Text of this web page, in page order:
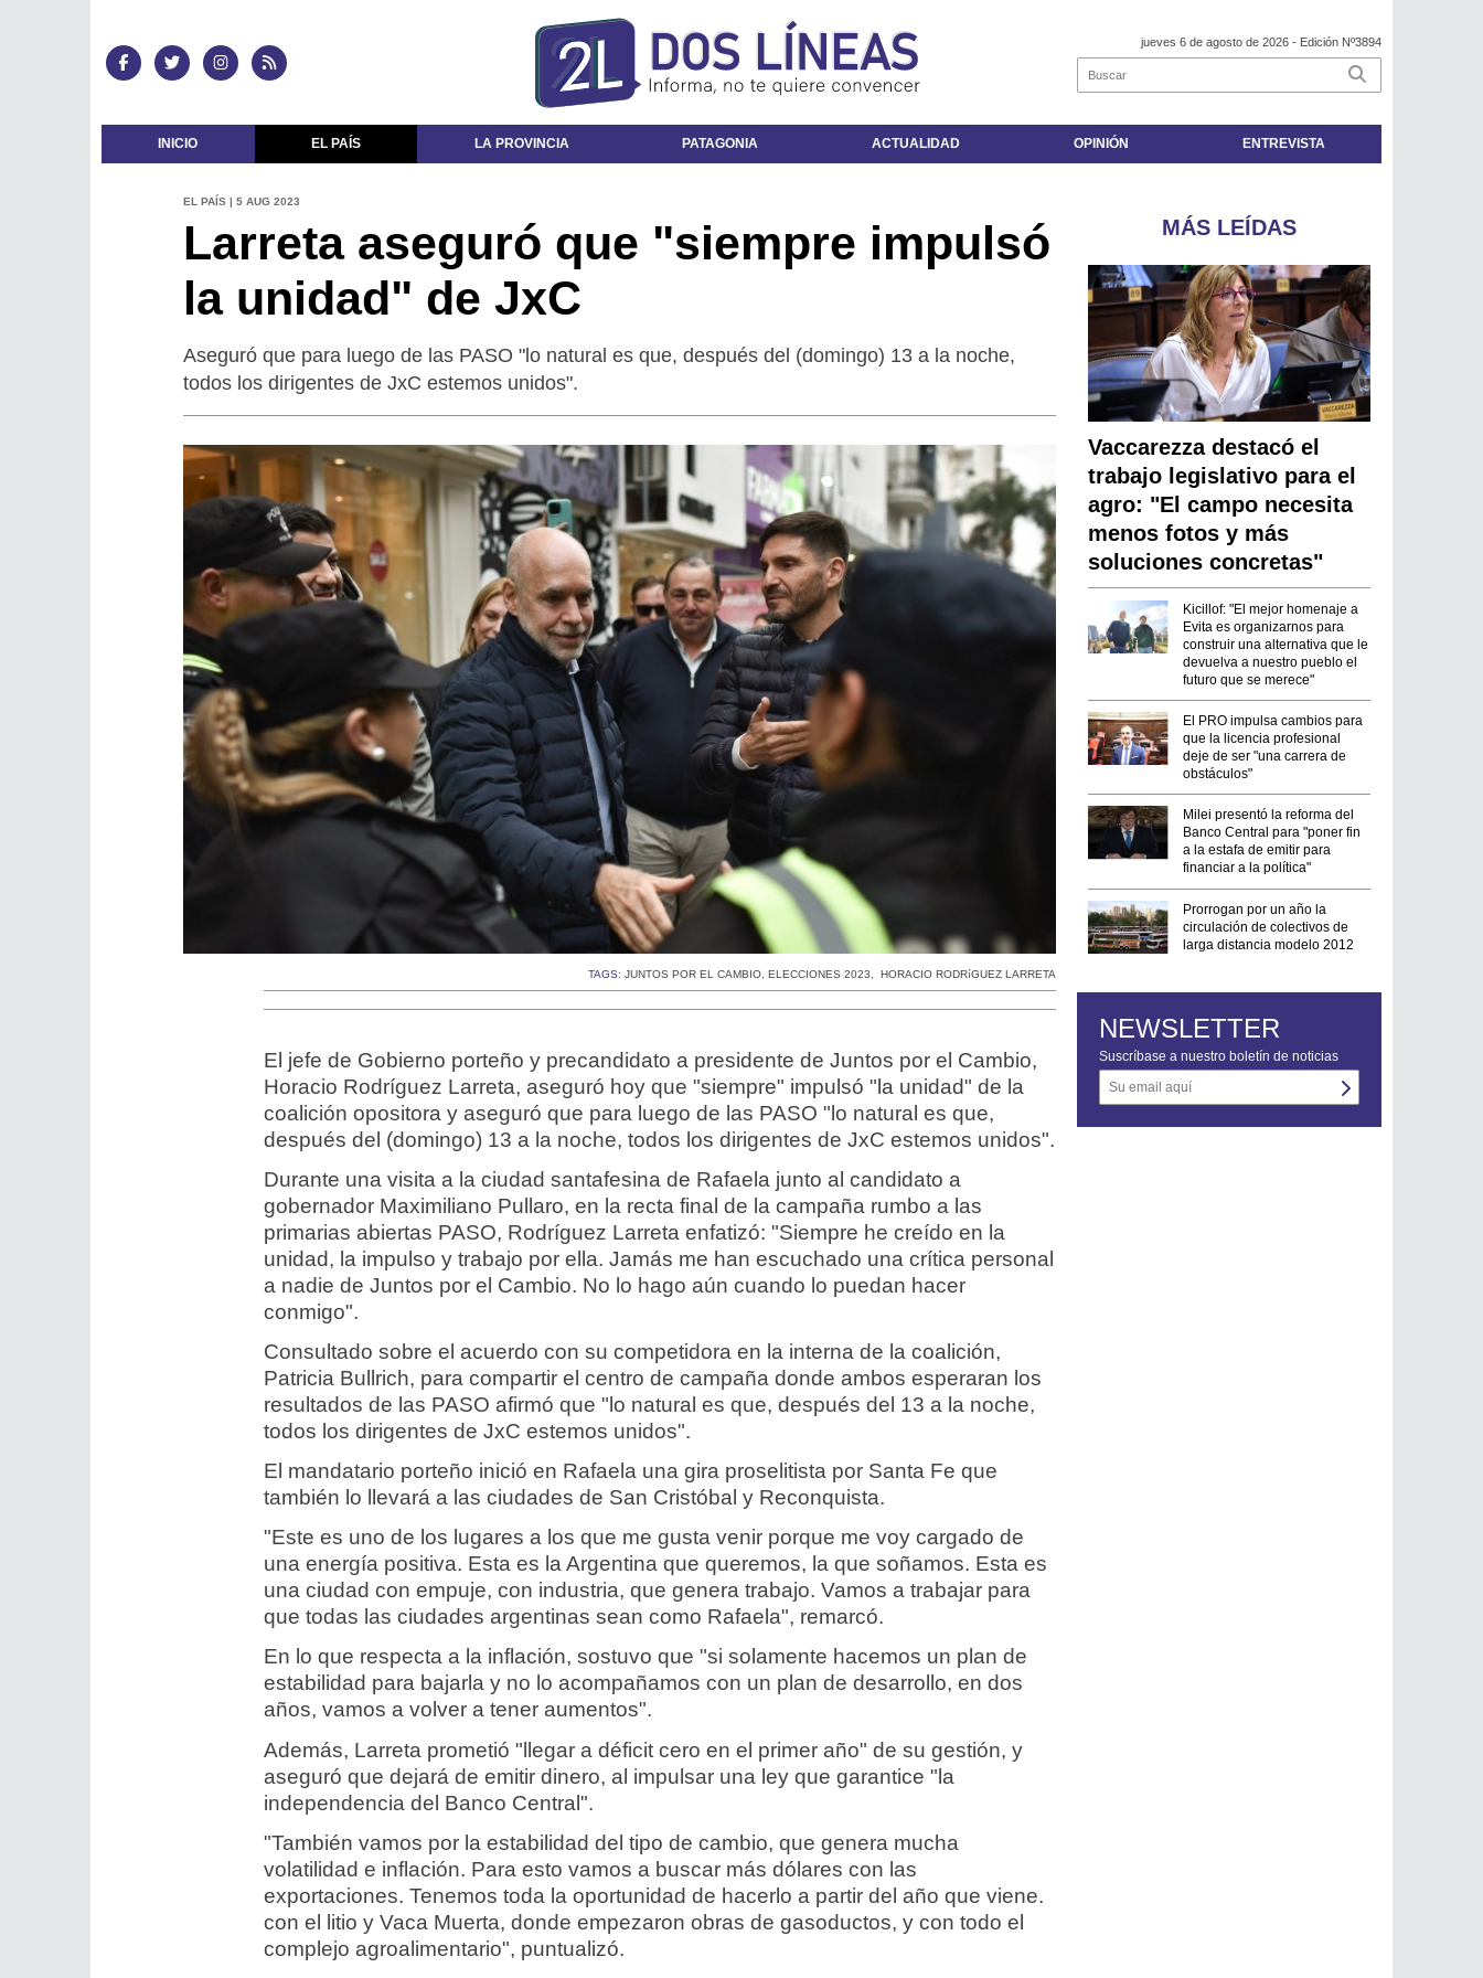
jueves 6 de agosto de 2026 - Edición Nº3894
INICIO EL PAÍS LA PROVINCIA PATAGONIA ACTUALIDAD OPINIÓN ENTREVISTA
EL PAÍS | 5 AUG 2023
Larreta aseguró que "siempre impulsó
la unidad" de JxC
Aseguró que para luego de las PASO "lo natural es que, después del (domingo) 13 a la noche,
todos los dirigentes de JxC estemos unidos".
TAGS:JUNTOS POR EL CAMBIO ,ELECCIONES 2023 HORACIO RODRíGUEZ LARRETA
El jefe de Gobierno porteño y precandidato a presidente de Juntos por el Cambio,
Horacio Rodríguez Larreta, aseguró hoy que "siempre" impulsó "la unidad" de la
coalición opositora y aseguró que para luego de las PASO "lo natural es que,
después del (domingo) 13 a la noche, todos los dirigentes de JxC estemos unidos".
Durante una visita a la ciudad santafesina de Rafaela junto al candidato a
gobernador Maximiliano Pullaro, en la recta final de la campaña rumbo a las
primarias abiertas PASO, Rodríguez Larreta enfatizó: "Siempre he creído en la
unidad, la impulso y trabajo por ella. Jamás me han escuchado una crítica personal
a nadie de Juntos por el Cambio. No lo hago aún cuando lo puedan hacer
conmigo".
Consultado sobre el acuerdo con su competidora en la interna de la coalición,
Patricia Bullrich, para compartir el centro de campaña donde ambos esperaran los
resultados de las PASO afirmó que "lo natural es que, después del 13 a la noche,
todos los dirigentes de JxC estemos unidos".
El mandatario porteño inició en Rafaela una gira proselitista por Santa Fe que
también lo llevará a las ciudades de San Cristóbal y Reconquista.
"Este es uno de los lugares a los que me gusta venir porque me voy cargado de
una energía positiva. Esta es la Argentina que queremos, la que soñamos. Esta es
una ciudad con empuje, con industria, que genera trabajo. Vamos a trabajar para
que todas las ciudades argentinas sean como Rafaela", remarcó.
En lo que respecta a la inflación, sostuvo que "si solamente hacemos un plan de
estabilidad para bajarla y no lo acompañamos con un plan de desarrollo, en dos
años, vamos a volver a tener aumentos".
Además, Larreta prometió "llegar a déficit cero en el primer año" de su gestión, y
aseguró que dejará de emitir dinero, al impulsar una ley que garantice "la
independencia del Banco Central".
"También vamos por la estabilidad del tipo de cambio, que genera mucha
volatilidad e inflación. Para esto vamos a buscar más dólares con las
exportaciones. Tenemos toda la oportunidad de hacerlo a partir del año que viene.
con el litio y Vaca Muerta, donde empezaron obras de gasoductos, y con todo el
complejo agroalimentario", puntualizó.
MÁS LEÍDAS
Vaccarezza destacó el
trabajo legislativo para el
agro: "El campo necesita
menos fotos y más
soluciones concretas"
Kicillof: "El mejor homenaje a
Evita es organizarnos para
construir una alternativa que le
devuelva a nuestro pueblo el
futuro que se merece"
El PRO impulsa cambios para
que la licencia profesional
deje de ser "una carrera de
obstáculos"
Milei presentó la reforma del
Banco Central para "poner fin
a la estafa de emitir para
financiar a la política"
Prorrogan por un año la
circulación de colectivos de
larga distancia modelo 2012
NEWSLETTER
Suscríbase a nuestro boletín de noticias